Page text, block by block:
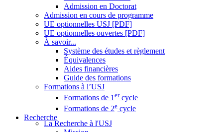
Admission en Doctorat
Admission en cours de programme
UE optionnelles USJ [PDF]
UE optionnelles ouvertes [PDF]
À savoir...
Système des études et règlement
Équivalences
Aides financières
Guide des formations
Formations à l’USJ
Formations de 1 ercycle
Formations de 2e cycle
Recherche
La Recherche à l'USJ